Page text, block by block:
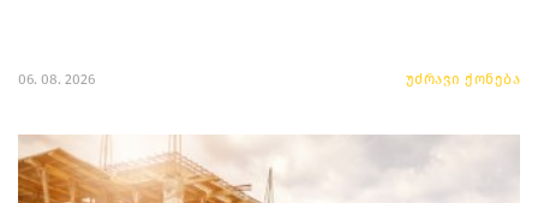
06. 08. 2026 უძრავი ქონება